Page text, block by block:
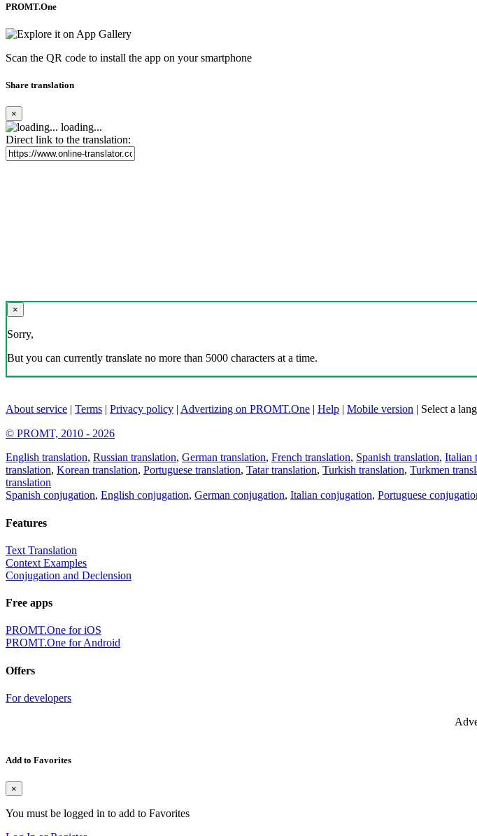
PROMT.One
Scan the QR code to install the app on your smartphone
Share translation
×
loading...
Direct link to the translation:
×
Sorry,
But you can currently translate no more than 5000 characters at a time.
About service | Terms | Privacy policy | Advertizing on PROMT.One | Help | Mobile version | Select a
© PROMT, 2010 - 2026
English translation, Russian translation, German translation, French translation, Spanish translation, Italian
translation, Korean translation, Portuguese translation, Tatar translation, Turkish translation, Turkmen
translation
Spanish conjugation, English conjugation, German conjugation, Italian conjugation, Portuguese
Features
Text Translation
Context Examples
Conjugation and Declension
Free apps
PROMT.One for iOS
PROMT.One for Android
Offers
For developers
Add to Favorites
×
You must be logged in to add to Favorites